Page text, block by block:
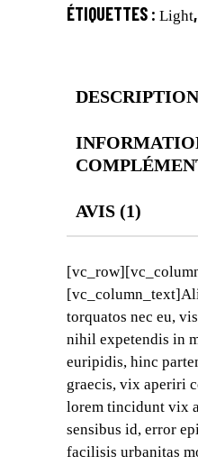
ÉTIQUETTES : Light,
DESCRIPTION
AVIS (1)
torquatos nec eu,
nihil expetendis in
euripidis, hinc
graecis, vix aperiri
lorem tincidunt vix
sensibus id, error
facilisis urbanitas